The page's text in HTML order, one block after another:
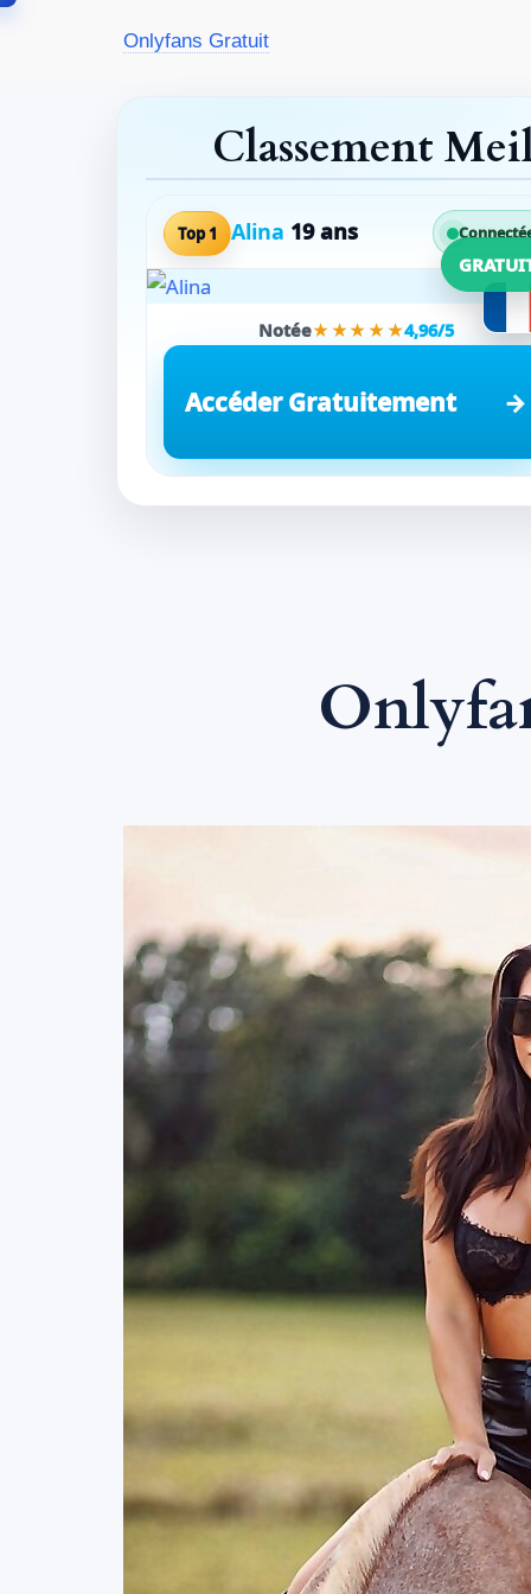
Onlyfans Gratuit
Classement
Top 1 Alina 19 ans
Notée★★★★★4,96/5
Accéder Gratuitement